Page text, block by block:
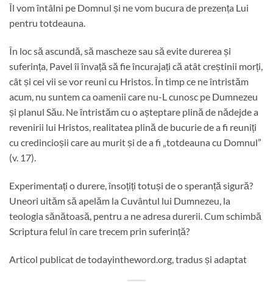
Îl vom întâlni pe Domnul și ne vom bucura de prezența Lui
pentru totdeauna.
În loc să ascundă, să mascheze sau să evite durerea și
suferința, Pavel îi învață să fie încurajați că atât creștinii morți,
cât și cei vii se vor reuni cu Hristos. În timp ce ne întristăm
acum, nu suntem ca oamenii care nu-L cunosc pe Dumnezeu
și planul Său. Ne întristăm cu o așteptare plină de nădejde a
revenirii lui Hristos, realitatea plină de bucurie de a fi reuniți
cu credincioșii care au murit și de a fi „totdeauna cu Domnul”
(v. 17).
Experimentați o durere, însoțiți totuși de o speranță sigură?
Uneori uităm să apelăm la Cuvântul lui Dumnezeu, la
teologia sănătoasă, pentru a ne adresa durerii. Cum schimbă
Scriptura felul în care trecem prin suferință?
Articol publicat de todayintheword.org, tradus și adaptat